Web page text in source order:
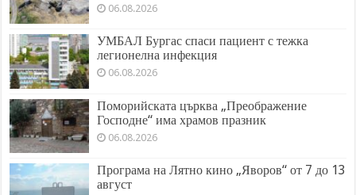
06.08.2026
УМБАЛ Бургас спаси пациент с тежка
легионелна инфекция
06.08.2026
Поморийската църква „Преображение
Господне“ има храмов празник
06.08.2026
Програма на Лятно кино „Яворов“ от 7 до 13
август